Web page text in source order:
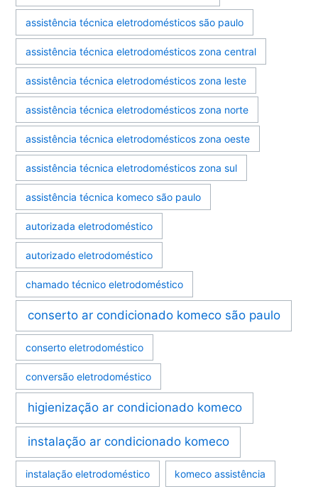
assistência técnica eletrodomésticos são paulo
assistência técnica eletrodomésticos zona central
assistência técnica eletrodomésticos zona leste
assistência técnica eletrodomésticos zona norte
assistência técnica eletrodomésticos zona oeste
assistência técnica eletrodomésticos zona sul
assistência técnica komeco são paulo
autorizada eletrodoméstico
autorizado eletrodoméstico
chamado técnico eletrodoméstico
conserto ar condicionado komeco são paulo
conserto eletrodoméstico
conversão eletrodoméstico
higienização ar condicionado komeco
instalação ar condicionado komeco
instalação eletrodoméstico komeco assistência